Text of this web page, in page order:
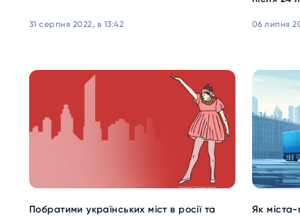
31 серпня 2022, в 13:42 06 липня
Побратими українських міст в росії та
Як